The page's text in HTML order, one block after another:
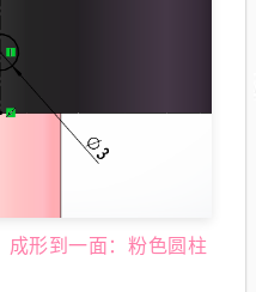
成形到一面：粉色圆柱